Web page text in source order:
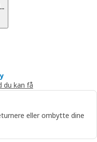
du kan få
eller ombytte dine